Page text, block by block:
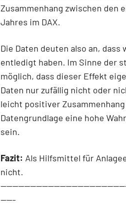
Zusammenhang zwischen den
Jahres im DAX.
Die Daten deuten also an,
entledigt haben. Im Sinne der
möglich, dass dieser Effekt
Daten nur zufällig nicht oder
leicht positiver
Datengrundlage eine hohe
sein.
Fazit: Als Hilfsmittel für
nicht.
-----